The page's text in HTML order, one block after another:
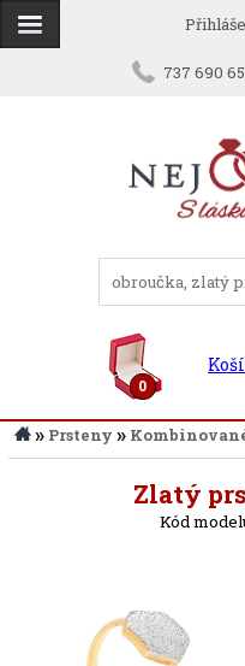
737 690
0
» Prsteny »
Zlatý
Kód